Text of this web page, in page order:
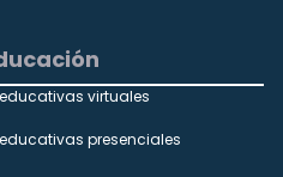
virtuales
presenciales